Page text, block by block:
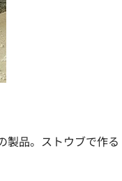
製品。ストウブで作る